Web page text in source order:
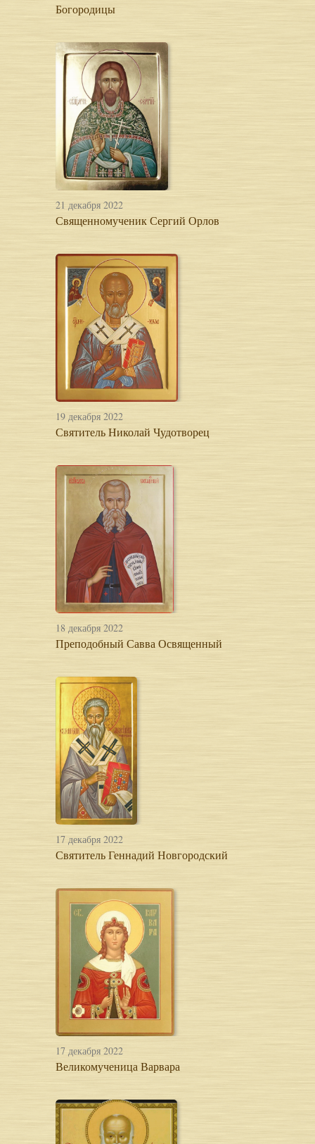
Богородицы
21 декабря 2022
Священномученик Сергий Орлов
19 декабря 2022
Святитель Николай Чудотворец
18 декабря 2022
Преподобный Савва Освященный
17 декабря 2022
Святитель Геннадий Новгородский
17 декабря 2022
Великомученица Варвара